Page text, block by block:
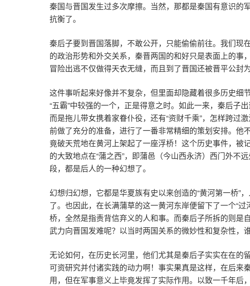
秦国与晋国发生过多次摩擦。当然，那都是秦国有意识
抗衡了。
秦后子要到晋国落脚，不敢公开，只能偷偷前往。我们
的政治形势和外交关系，秦晋两国的和好只是表面上的
冒险出逃不仅做得天衣无缝，而且到了晋国还被晋平公封为
这件事听起来好像并不复杂，但里面却隐藏着很多历史
“五霸”中较强的一个，正是得意之时。如此一来，秦后子
而是拖儿带女携着家眷仆役，还有“资财千乘”，怎样跨过
前做了充分的准备，进行了一番非常精细的策划安排。
竟破天荒地在黄河上架起了一座浮桥！这个历史事件，被
的大致地点在“蒲之西”，即蒲邑（今山西永济）西门外
段，都是后人的一种幻想了。
幻想归幻想，它都是华夏族有史以来创造的“黄河第一桥
了。也因此，在长满蒲草的这一黄河东岸便留下了一个“
桥，全然是指责背信弃义的人和事。而秦后子所拆的则是
武力向晋国发难呢？以当时两国关系的微妙性和复杂性，
无论如何，在历史长河里，他们尤其是秦后子实实在在的
可资研究并付诸实践的动力啊！事实果真是这样，在后
用，但在军事意义上毕竟发挥了实际作用。以致一千年